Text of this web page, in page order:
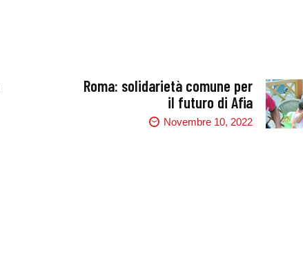
Roma: solidarietà comune per
il futuro di Afia
Novembre 10, 2022